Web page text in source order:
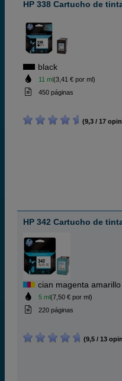
HP 338 Cartucho de
black
11 ml(3,41 € por ml)
450 páginas
(9,3 / 17
HP 342 Cartucho de
cian magenta amarillo
5 ml(7,50 € por ml)
220 páginas
(9,5 / 13